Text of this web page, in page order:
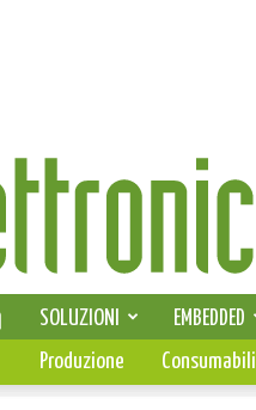
SOLUZIONI EMBEDDED
Produzione Consumabili